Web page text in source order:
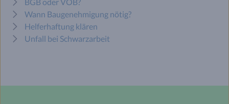
BGB oder VOB?
Wann Baugenehmigung nötig?
Helferhaftung klären
Unfall bei Schwarzarbeit